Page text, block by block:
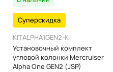
Суперскидка
KITALPHA1GEN2-K
Установочный комплект
угловой колонки Mercruiser
Alpha One GEN2 (JSP)